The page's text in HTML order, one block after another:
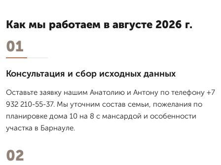
Как мы работаем в августе 2026 г.
01
Консультация и сбор исходных данных
Оставьте заявку нашим Анатолию и Антону по телефону +7
932 210-55-37. Мы уточним состав семьи, пожелания по
планировке дома 10 на 8 с мансардой и особенности
участка в Барнауле.
02